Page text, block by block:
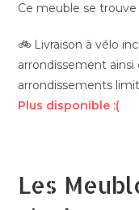
Ce meuble se
🚲 Livraison à vélo
arrondissement ainsi
arrondissements
Plus disponible :(
Les